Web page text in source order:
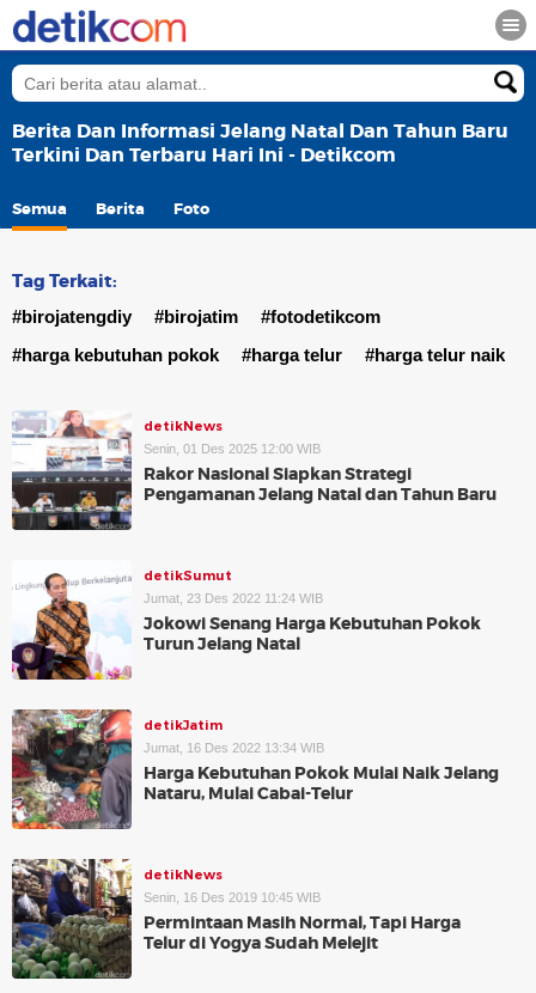
Berita Dan Informasi Jelang Natal Dan Tahun Baru
Terkini Dan Terbaru Hari Ini - Detikcom
Semua Berita Foto
Tag Terkait:
#birojatengdiy #birojatim
#fotodetikcom
#harga kebutuhan pokok
#harga telur #harga telur naik
detikNews
Senin, 01 Des 2025 12:00 WIB
Rakor Nasional Siapkan Strategi
Pengamanan Jelang Natal dan Tahun Baru
detikSumut
Jumat, 23 Des 2022 11:24 WIB
Jokowi Senang Harga Kebutuhan Pokok
Turun Jelang Natal
detikJatim
Jumat, 16 Des 2022 13:34 WIB
Harga Kebutuhan Pokok Mulai Naik Jelang
Nataru, Mulai Cabai-Telur
detikNews
Senin, 16 Des 2019 10:45 WIB
Permintaan Masih Normal, Tapi Harga
Telur di Yogya Sudah Melejit